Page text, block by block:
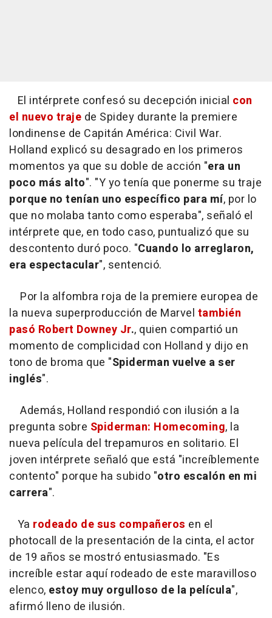
El intérprete confesó su decepción inicial con
el nuevo traje de Spidey durante la premiere
londinense de Capitán América: Civil War.
Holland explicó su desagrado en los primeros
momentos ya que su doble de acción "era un
poco más alto". "Y yo tenía que ponerme su traje
porque no tenían uno específico para mí, por lo
que no molaba tanto como esperaba", señaló el
intérprete que, en todo caso, puntualizó que su
descontento duró poco. "Cuando lo arreglaron,
era espectacular", sentenció.
Por la alfombra roja de la premiere europea de
la nueva superproducción de Marvel también
pasó Robert Downey Jr., quien compartió un
momento de complicidad con Holland y dijo en
tono de broma que "Spiderman vuelve a ser
inglés".
Además, Holland respondió con ilusión a la
pregunta sobre Spiderman: Homecoming, la
nueva película del trepamuros en solitario. El
joven intérprete señaló que está "increíblemente
contento" porque ha subido "otro escalón en mi
carrera".
Ya rodeado de sus compañeros en el
photocall de la presentación de la cinta, el actor
de 19 años se mostró entusiasmado. "Es
increíble estar aquí rodeado de este maravilloso
elenco, estoy muy orgulloso de la película",
afirmó lleno de ilusión.